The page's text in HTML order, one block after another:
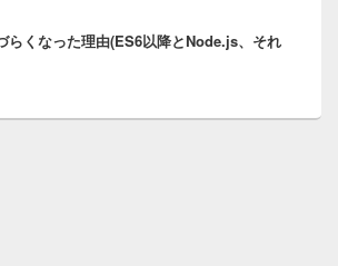
らくなった理由(ES6以降とNode.js、それ